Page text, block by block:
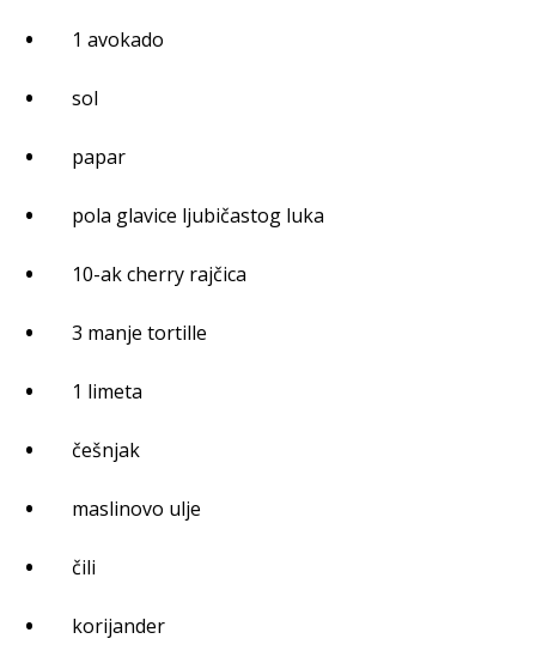
1 avokado
sol
papar
pola glavice ljubičastog luka
10-ak cherry rajčica
3 manje tortille
1 limeta
češnjak
maslinovo ulje
čili
korijander